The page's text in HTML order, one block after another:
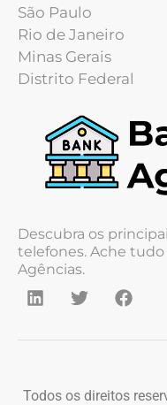
São Paulo
Rio de Janeiro
Minas Gerais
Distrito Federal
Descubra os
telefones. Ache
Agências.
Todos os direitos